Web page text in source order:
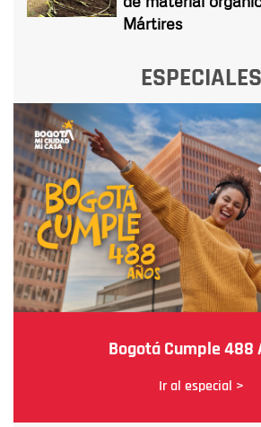
Mártires
ESPECIALES
Bogotá Cumple 488
Ir al especial >